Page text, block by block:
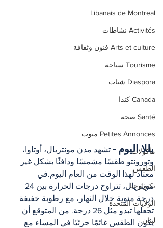
Libanais de Montreal
Activités نشاطات
Arts et culture فنون وثقافة
Tourisme سياحة
Diaspora شتات
Canada كندا
Santé صحة
Petites Annonces مبوب
مأكولات
الطقس
تكنولوجيا
الولايات المتحدة
لبنان
يللا اليوم - تشهد مدن مونتريال، أوتاوا،
وتورونتو طقسًا مشمسًا ودافئًا بشكل غير
معتاد لهذا الوقت من العام اليوم.في
درجة مئوية خلال النهار، مع رطوبة خفيفة
تجعلها تبدو مثل 26 درجة. من المتوقع أن
يكون الطقس غائمًا جزئيًا في المساء مع